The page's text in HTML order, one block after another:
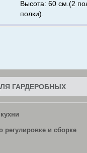
Высота: 60 см.(2
полки).
ГАРДЕРОБНЫХ
регулировке и сборке